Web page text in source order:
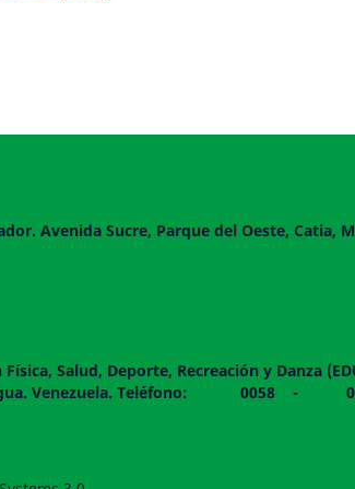
Avenida Sucre, Parque del Oeste, Catia,
Salud, Deporte, Recreación y Danza
Aragua. Venezuela. Teléfono: